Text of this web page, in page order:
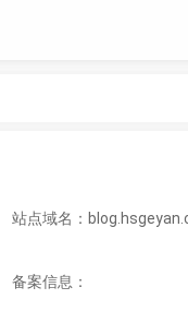
站点域名：
备案信息：